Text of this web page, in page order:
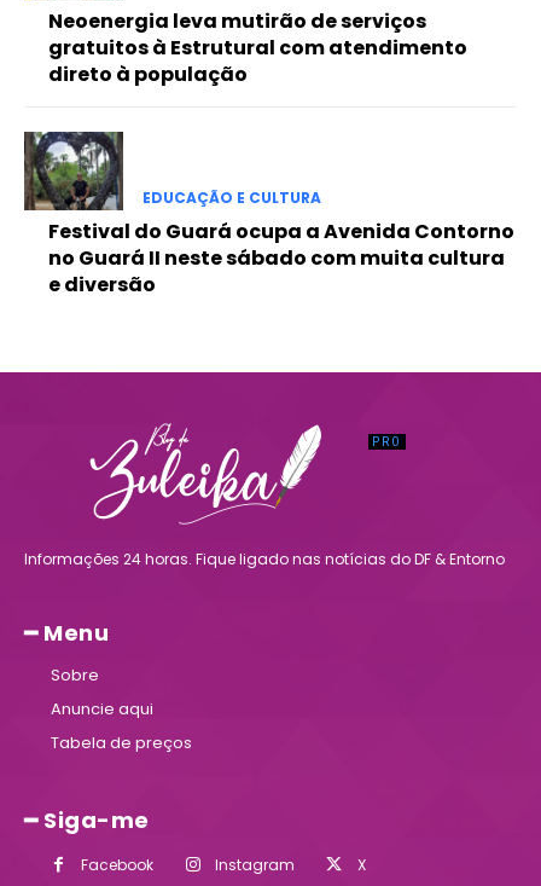
Orci varius natoque dolor
Neoenergia leva mutirão de serviços
gratuitos à Estrutural com atendimento
direto à população
EDUCAÇÃO E CULTURA
Festival do Guará ocupa a Avenida Contorno
no Guará II neste sábado com muita cultura
e diversão
Informações 24 horas. Fique ligado nas notícias do DF & Entorno
━ Menu
Sobre
Anuncie aqui
Tabela de preços
━ Siga-me
Facebook Instagram X